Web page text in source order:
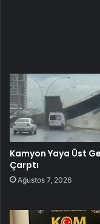
Kamyon Yaya Üst
Çarptı
Ağustos 7, 2026